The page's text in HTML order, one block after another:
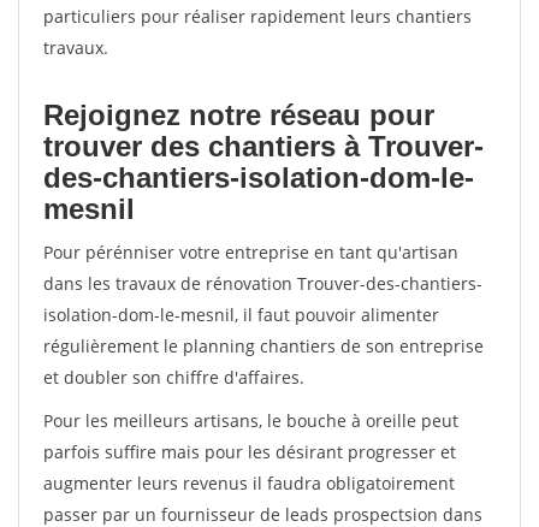
particuliers pour réaliser rapidement leurs chantiers
travaux.
Rejoignez notre réseau pour
trouver des chantiers à Trouver-
des-chantiers-isolation-dom-le-
mesnil
Pour pérénniser votre entreprise en tant qu'artisan
dans les travaux de rénovation Trouver-des-chantiers-
isolation-dom-le-mesnil, il faut pouvoir alimenter
régulièrement le planning chantiers de son entreprise
et doubler son chiffre d'affaires.
Pour les meilleurs artisans, le bouche à oreille peut
parfois suffire mais pour les désirant progresser et
augmenter leurs revenus il faudra obligatoirement
passer par un fournisseur de leads prospectsion dans